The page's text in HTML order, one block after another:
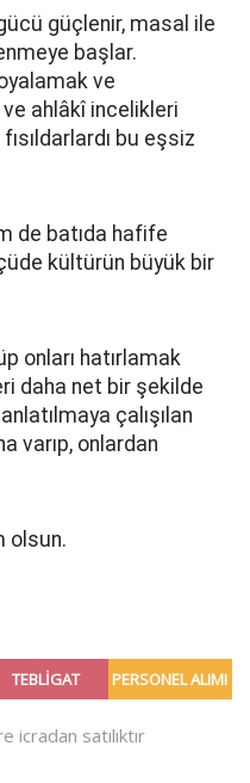
güçlenir, masal ile
başlar.
ve
ahlâkî incelikleri
bu eşsiz
de batıda hafife
kültürün büyük bir
onları hatırlamak
daha net bir şekilde
çalışılan
varıp, onlardan
olsun.